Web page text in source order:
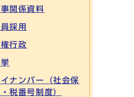
事関係資料
採用
権行政
ナンバー（社会保
税番号制度）